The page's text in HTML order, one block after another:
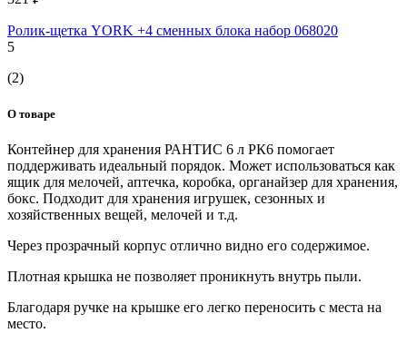
Ролик-щетка YORK +4 сменных блока набор 068020
5
(2)
О товаре
Контейнер для хранения РАНТИС 6 л РК6 помогает
поддерживать идеальный порядок. Может использоваться как
ящик для мелочей, аптечка, коробка, органайзер для хранения,
бокс. Подходит для хранения игрушек, сезонных и
хозяйственных вещей, мелочей и т.д.
Через прозрачный корпус отлично видно его содержимое.
Плотная крышка не позволяет проникнуть внутрь пыли.
Благодаря ручке на крышке его легко переносить с места на
место.